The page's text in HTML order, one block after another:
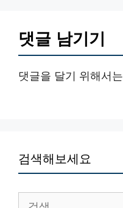
댓글 남기기
댓글을 달기 위해서는
검색해보세요